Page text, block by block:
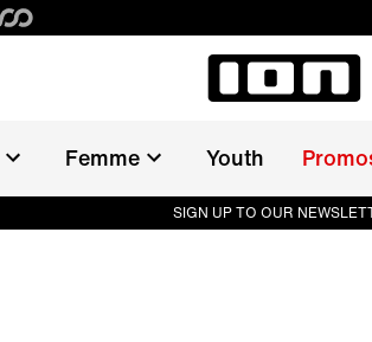
Femme Youth
SIGN UP TO OUR